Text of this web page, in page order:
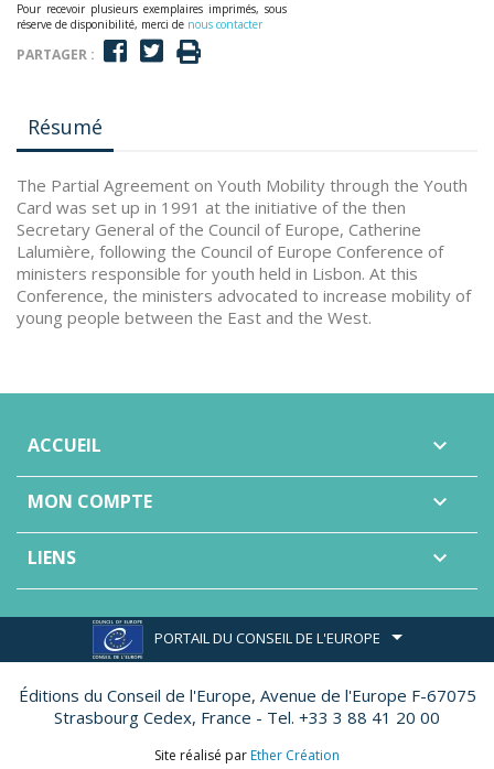
Pour recevoir plusieurs exemplaires imprimés, sous
réserve de disponibilité, merci de nous contacter
PARTAGER :
Résumé
The Partial Agreement on Youth Mobility through the Youth
Card was set up in 1991 at the initiative of the then
Secretary General of the Council of Europe, Catherine
Lalumière, following the Council of Europe Conference of
ministers responsible for youth held in Lisbon. At this
Conference, the ministers advocated to increase mobility of
young people between the East and the West.
ACCUEIL 
MON COMPTE 
LIENS 
PORTAIL DU CONSEIL DE L'EUROPE
Éditions du Conseil de l'Europe, Avenue de l'Europe F-67075
Strasbourg Cedex, France - Tel. +33 3 88 41 20 00
Site réalisé par Ether Création